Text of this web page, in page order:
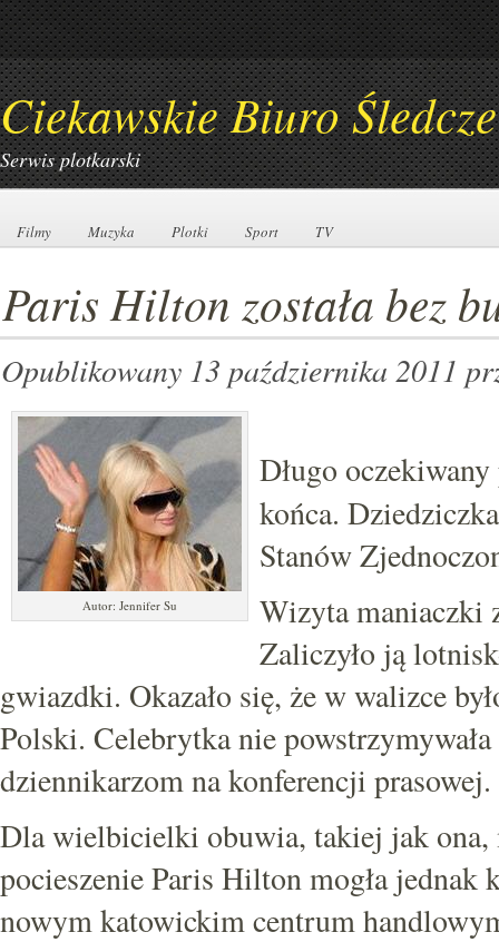
Ciekawskie Biuro Śledcze
Serwis plotkarski
Filmy
Filmy Muzyka
Muzyka Plotki
Plotki Sport
Sport TV
TV
Paris Hilton została bez
Opublikowany 13 października 2011
Autor: Jennifer Su
Długo
końca.
Stanów
Wizyta maniaczki
Zaliczyło ją
gwiazdki. Okazało się, że w walizce
Polski. Celebrytka nie
dziennikarzom na konferencji prasowej.
Dla wielbicielki obuwia, takiej jak ona,
pocieszenie Paris Hilton mogła
nowym katowickim centrum